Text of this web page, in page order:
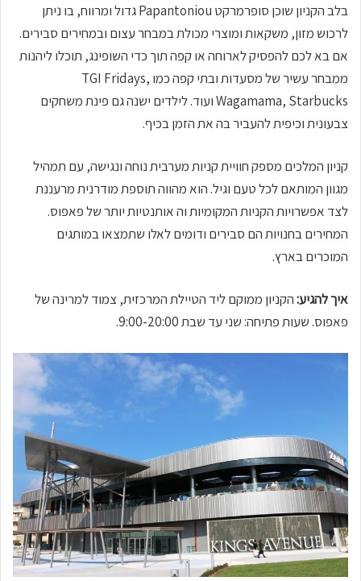
בלב הקניון שוכן סופרמרקט Papantoniou גדול ומרווח, בו ניתן
לרכוש מזון, משקאות ומוצרי מכולת במבחר עצום ובמחירים סבירים.
אם בא לכם להפסיק לארוחה או קפה תוך כדי השופינג, תוכלו ליהנות
ממבחר עשיר של מסעדות ובתי קפה כמו TGI Fridays,
Wagamama, Starbucks ועוד. לילדים ישנה גם פינת משחקים
צבעונית וכיפית להעביר בה את הזמן בכיף.
קניון המלכים מספק חוויית קניות מערבית נוחה ונגישה, עם תמהיל
מגוון המותאם לכל טעם וגיל. הוא מהווה תוספת מודרנית מרעננת
לצד אפשרויות הקניות המקומיות וה אותנטיות יותר של פאפוס.
המחירים בחנויות הם סבירים ודומים לאלו שתמצאו במותגים
המוכרים בארץ.
איך להגיע:הקניון ממוקם ליד הטיילת המרכזית, צמוד למרינה של
פאפוס. שעות פתיחה: שני עד שבת 9:00-20:00.